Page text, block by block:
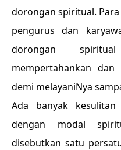
dorongan spiritual.
pengurus dan
dorongan
mempertahankan
demi melayaniNya
Ada banyak
dengan modal
disebutkan satu